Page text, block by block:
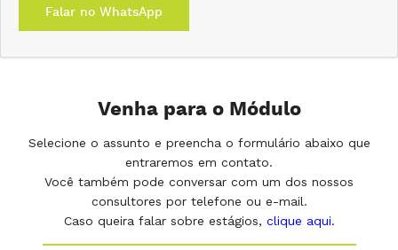
Falar no WhatsApp
Venha para o Módulo
Selecione o assunto e preencha o formulário abaixo que
entraremos em contato.
Você também pode conversar com um dos nossos
consultores por telefone ou e-mail.
Caso queira falar sobre estágios, clique aqui.